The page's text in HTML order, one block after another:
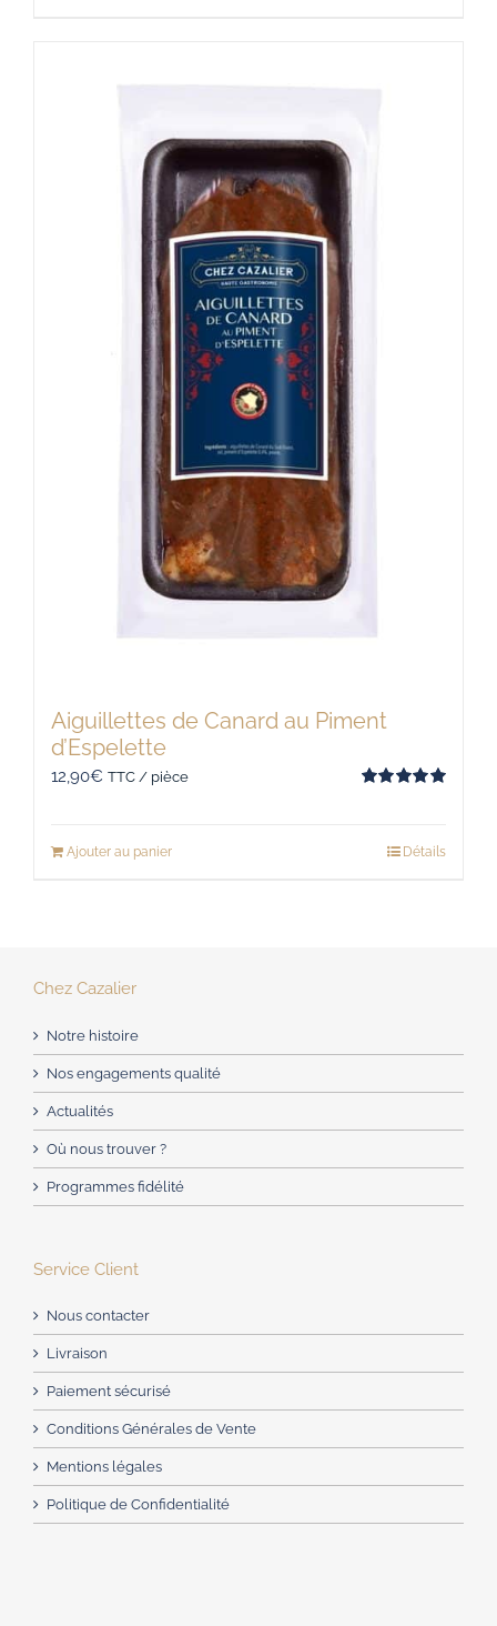
Aiguillettes de Canard au Piment
d’Espelette
12,90€ TTC / pièce
Ajouter au panier Détails
Chez Cazalier
Notre histoire
Nos engagements qualité
Actualités
Où nous trouver ?
Programmes fidélité
Service Client
Nous contacter
Livraison
Paiement sécurisé
Conditions Générales de Vente
Mentions légales
Politique de Confidentialité